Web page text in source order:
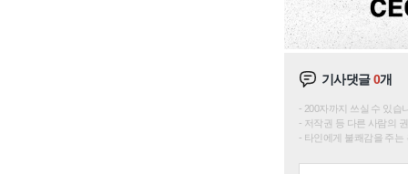
기사댓글0개
200자까지 쓰실 수 있습
저작권 등 다른 사람의
타인에게 불쾌감을 주는